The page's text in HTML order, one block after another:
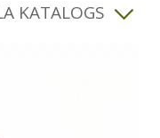
KATALOGS